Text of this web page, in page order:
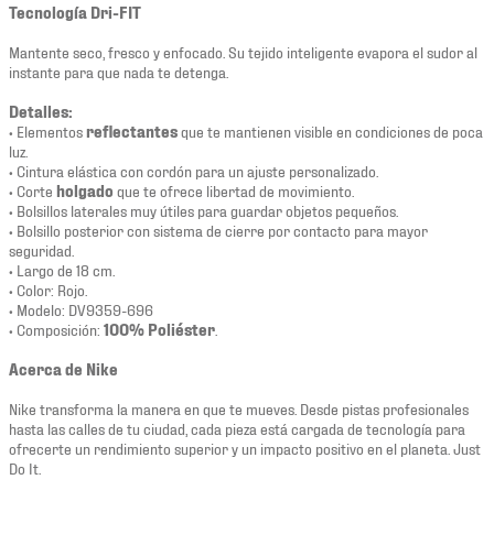
Tecnología Dri-FIT
Mantente seco, fresco y enfocado. Su tejido inteligente evapora el sudor al
instante para que nada te detenga.
Detalles:
• Elementosreflectantesque te mantienen visible en condiciones de poca
luz.
• Cintura elástica con cordón para un ajuste personalizado.
• Corte holgado que te ofrece libertad de movimiento.
• Bolsillos laterales muy útiles para guardar objetos pequeños.
• Bolsillo posterior con sistema de cierre por contacto para mayor
seguridad.
• Largo de 18 cm.
• Color: Rojo.
• Modelo: DV9359-696
• Composición: 100% Poliéster
Acerca de Nike
Nike transforma la manera en que te mueves. Desde pistas profesionales
hasta las calles de tu ciudad, cada pieza está cargada de tecnología para
ofrecerte un rendimiento superior y un impacto positivo en el planeta. Just
Do It.